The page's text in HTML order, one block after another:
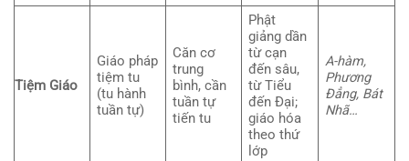
Tiệm Giáo
Giáo pháp
tiệm tu
(tu hành
tuần tự)
Căn cơ
trung
bình, cần
tuần tự
tiến tu
Phật
giảng dần
từ cạn
đến sâu,
từ Tiểu
đến Đại;
giáo hóa
theo thứ
lớp
A-hàm,
Phương
Đẳng, Bát
Nhã…